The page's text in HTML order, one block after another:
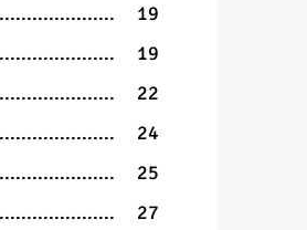
19
19
22
24
25
27